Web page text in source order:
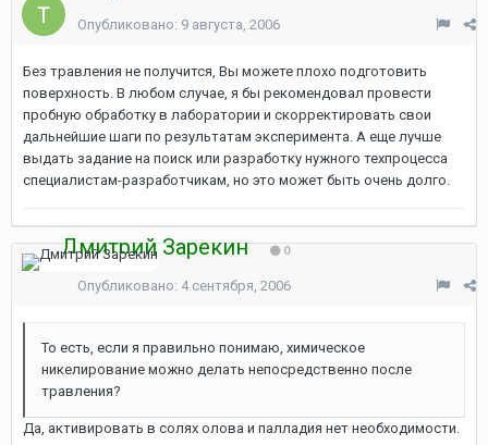
Опубликовано: 9 августа, 2006
Без травления не получится, Вы можете плохо подготовить
поверхность. В любом случае, я бы рекомендовал провести
пробную обработку в лаборатории и скорректировать свои
дальнейшие шаги по результатам эксперимента. А еще лучше
выдать задание на поиск или разработку нужного техпроцесса
специалистам-разработчикам, но это может быть очень долго.
Дмитрий Зарекин 0
Опубликовано: 4 сентября, 2006
То есть, если я правильно понимаю, химическое
никелирование можно делать непосредственно после
травления?
Да, активировать в солях олова и палладия нет необходимости.